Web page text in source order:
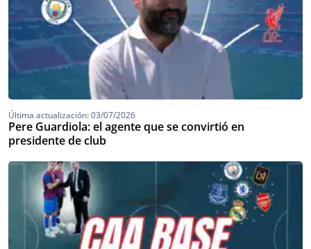
Última actualización: 03/07/2026
Pere Guardiola: el agente que se convirtió en
presidente de club